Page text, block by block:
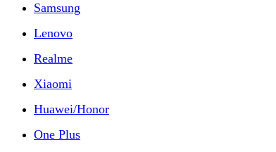
Samsung
Lenovo
Realme
Xiaomi
Huawei/Honor
One Plus